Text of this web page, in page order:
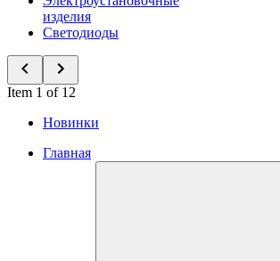
изделия
Светодиоды
Item 1 of 12
Новинки
Главная